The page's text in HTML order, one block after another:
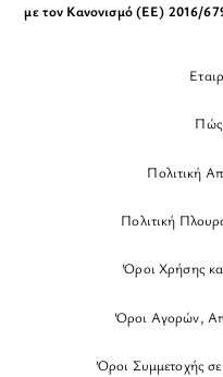
με τον Κανονισμό (ΕΕ) 2016/
Πώς
Πολιτική
Πολιτική
Όροι Χρήσης
Όροι Αγορών,
Όροι Συμμετοχής